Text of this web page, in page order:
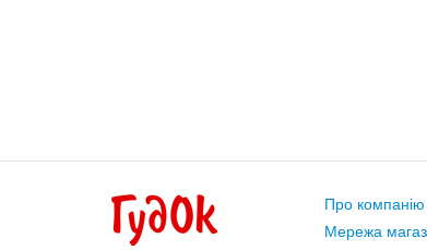
Про компанію
Мережа